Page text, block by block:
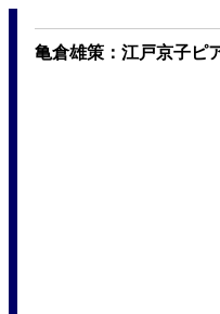
亀倉雄策：江戸京子ピ